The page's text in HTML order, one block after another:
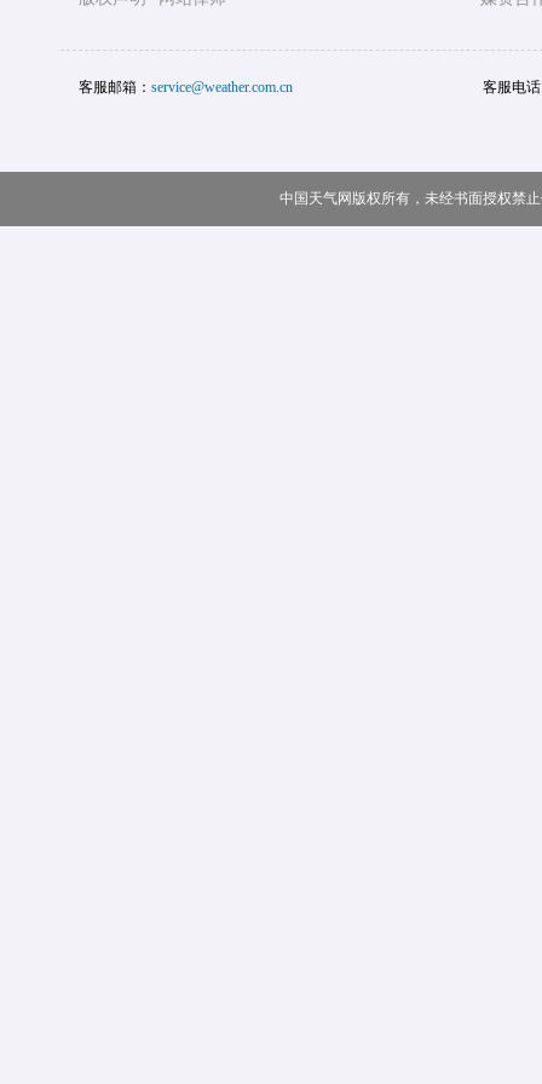
客服邮箱： service@weather.com.cn 客服电
中国天气网版权所有，未经书面授权